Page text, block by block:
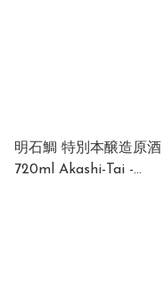
明石鯛 特別本醸造原酒
720ml Akashi-Tai -